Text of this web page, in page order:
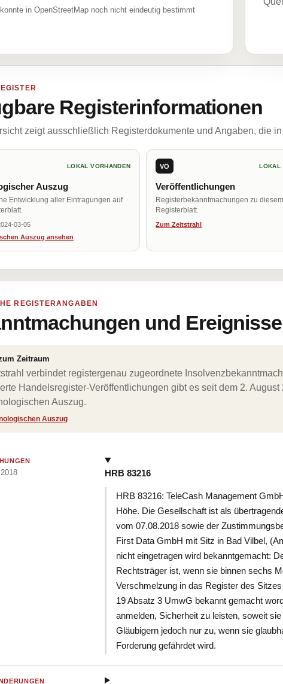
in OpenStreetMap noch nicht eindeutig bestimmt
Registerinformationen
zeigt ausschließlich Registerdokumente und Angaben, die
LOKAL VORHANDEN
Auszug
Entwicklung aller Eintragungen auf
03-05
Auszug ansehen
VÖ LOKAL
Veröffentlichungen
Registerbekanntmachungen zu diesem
Registerblatt.
Zum Zeitstrahl
REGISTERANGABEN
und Ereignisse
Zeitraum
verbindet registergenau zugeordnete
Handelsregister-Veröffentlichungen gibt es seit dem 2.
Auszug.
Auszug
HRB 83216
HRB 83216: TeleCash Management
Höhe. Die Gesellschaft ist als
vom 07.08.2018 sowie der
First Data GmbH mit Sitz in Bad Vilbel,
nicht eingetragen wird bekanntgemacht:
Rechtsträger ist, wenn sie binnen sechs
Verschmelzung in das Register des
19 Absatz 3 UmwG bekannt gemacht
anmelden, Sicherheit zu leisten, soweit
Gläubigern jedoch nur zu, wenn sie
Forderung gefährdet wird.